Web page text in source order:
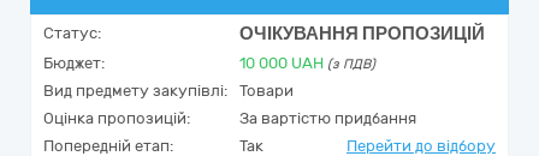
Статус: ОЧІКУВАННЯ ПРОПОЗИЦІЙ
Бюджет: 10 000 UAH (з ПДВ)
Вид предмету закупівлі:
Товари
Оцінка пропозицій:
За вартістю придбання
Попередній етап:
Так Перейти до відбору